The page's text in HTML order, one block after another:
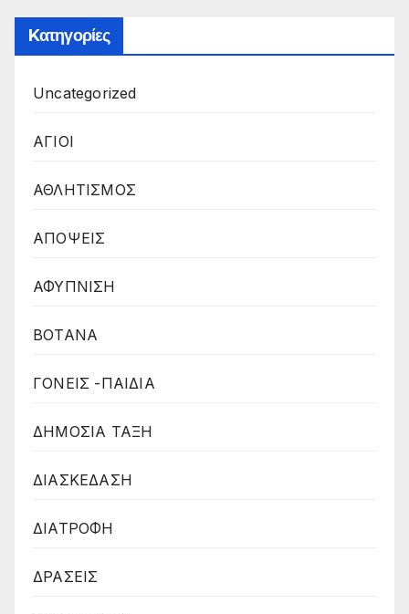
Kατηγορίες
Uncategorized
ΑΓΙΟΙ
ΑΘΛΗΤΙΣΜΟΣ
ΑΠΟΨΕΙΣ
ΑΦΥΠΝΙΣΗ
ΒΟΤΑΝΑ
ΓΟΝΕΙΣ -ΠΑΙΔΙΑ
ΔΗΜΟΣΙΑ ΤΑΞΗ
ΔΙΑΣΚΕΔΑΣΗ
ΔΙΑΤΡΟΦΗ
ΔΡΑΣΕΙΣ